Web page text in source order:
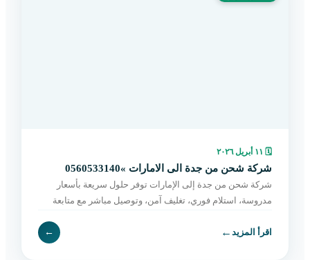
🗓 ١١ أبريل ٢٠٢٦
شركة شحن من جدة الى الامارات »0560533140
شركة شحن من جدة إلى الإمارات توفر حلول سريعة بأسعار
مدروسة، استلام فوري، تغليف آمن، وتوصيل مباشر مع متابعة
اقرأ المزيد←
←